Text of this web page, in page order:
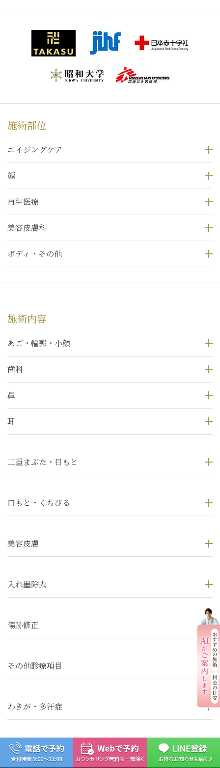
施術部位
エイジングケア
顔
再生医療
美容皮膚科
ボディ・その他
施術内容
あご・輪郭・小顔
歯科
鼻
耳
二重まぶた・目もと
口もと・くちびる
美容皮膚
入れ墨除去
傷跡修正
その他診療項目
わきが・多汗症
医療レーザー脱毛